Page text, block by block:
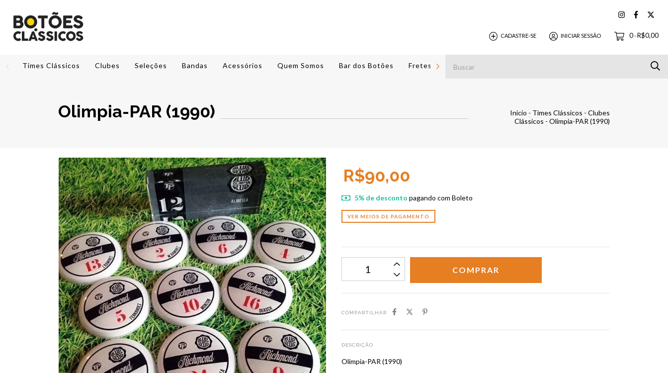
CADASTRE-SE INICIAR SESSÃO 0-R$0,00
Times Clássicos Clubes Seleções Bandas Acessórios Quem Somos Bar dos Botões Fretes e Pagamentos
Olimpia-PAR (1990) Início - Times Clássicos - Clubes
Clássicos - Olimpia-PAR (1990)
R$90,00
5% de desconto pagando com Boleto
VER MEIOS DE PAGAMENTO
COMPARTILHAR
DESCRIÇÃO
Olimpia-PAR (1990)